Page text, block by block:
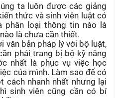
ta luôn được các giảng
thức và sinh viên luật có
phân loại thông tin nào là
là chưa cần thiết.
văn bản pháp lý với bộ luật,
phải trang bị bộ kỹ năng
nhất là phục vụ việc học
của mình. Làm sao để có
cách nhanh nhất nhưng lại
sinh viên cũng cần có bí